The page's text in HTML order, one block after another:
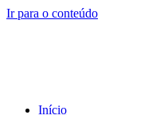
Ir para o conteúdo
Início